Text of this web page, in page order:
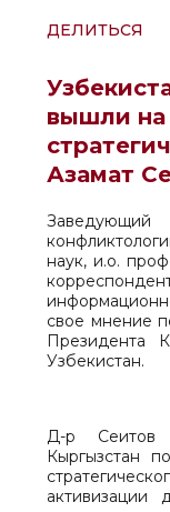
ДЕЛИТЬСЯ
вышли на
Азамат
Заведующий
наук, и.о.
свое мнение
Президента
Узбекистан.
Д-р Сеитов
Кыргызстан
активизации